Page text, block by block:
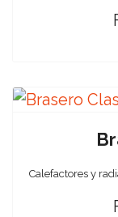
Calefactores y